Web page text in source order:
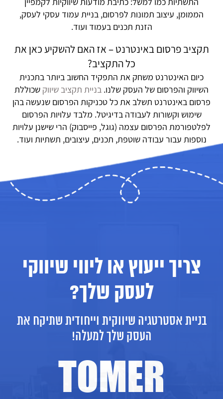
הממומן, עיצוב תמונות לפרסום, בניית עמוד עסקי לעסק,
הזנת תכנים בעמוד ועוד.
תקציב פרסום באינטרנט – אז האם להשקיע כאן את
כל התקציב?
כיום האינטרנט משחק את התפקיד החשוב ביותר בתכנית
השיווק והפרסום של העסק שלנו. בניית תקציב שיווק שכוללת
פרסום באינטרנט תשלב את כל טכניקות הפרסום שנעשה בהן
שימוש וקשורות לעבודה בדיגיטל. מלבד עלויות הפרסום
לפלטפורמת הפרסום עצמה (גוגל, פייסבוק) הרי שישנן עלויות
נוספות עבור עבודה שוטפת, תכנים, עיצובים, תשתיות ועוד.
צריך ייעוץ או ליווי שיווקי
לעסק שלך?
בניית אסטרטגיה שיווקית וייחודית שתיקח את
העסק שלך למעלה!
TOMER